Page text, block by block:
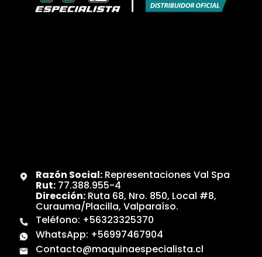
Razón Social:Representaciones Val Spa
Rut:77.388.955-4
Dirección:Ruta 68, Nro. 850, Local #8,
Curauma/Placilla, Valparaíso.
Teléfono: +56323325370
WhatsApp: +56997467904
Contacto@maquinaespecialista.cl